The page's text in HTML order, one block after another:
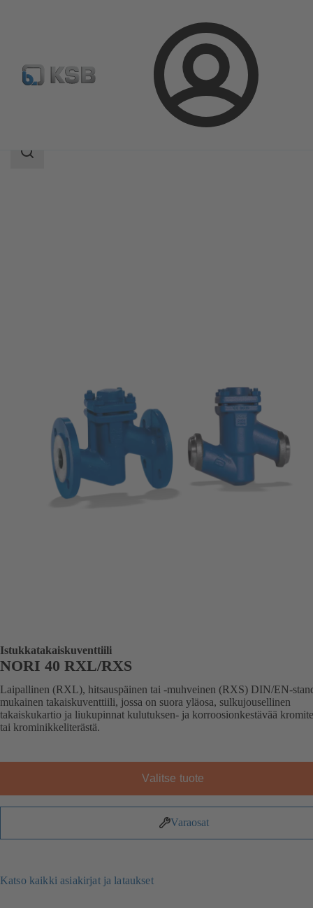
Kirjaudu
NORI 40 RXL/RXS
Haun
Istukkatakaiskuventtiili
NORI 40 RXL/RXS
Laipallinen (RXL), hitsauspäinen tai -muhveinen (RXS) DIN/EN-
mukainen takaiskuventtiili, jossa on suora yläosa, sulkujousellinen
takaiskukartio ja liukupinnat kulutuksen- ja korroosionkestävää
tai krominikkeliterästä.
Valitse tuote
Varaosat
Katso kaikki asiakirjat ja lataukset